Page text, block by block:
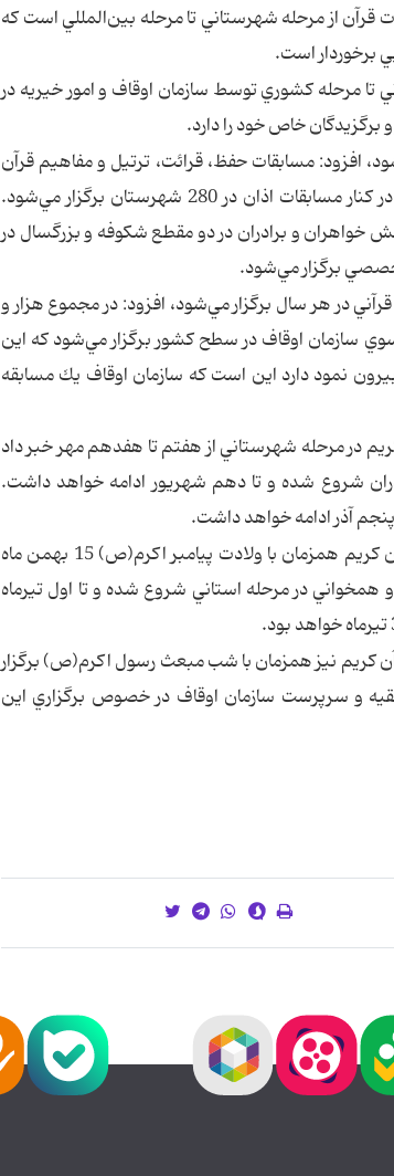
قرآن از مرحله شهرستاني‌ تا مرحله بين‌المللي است كه
برخوردار است.
شهرستاني تا مرحله كشوري توسط سازمان اوقاف و امور خيريه در
برگزيدگان خاص خود را دارد.
برگزار مي‌شود، افزود: مسابقات حفظ، قرائت، ترتيل و مفاهيم قرآن
كريم در دو بخش خواهران و برادران و دو مقطع بزرگسالان و شكوفه‌ها در كنار مسابقات اذان در 280 شهرستان برگزار مي‌شود.
قرآني در دو بخش خواهران و برادران در دو مقطع شكوفه و بزرگسال در
برگزار مي‌شود.
در هر سال برگزار مي‌شود، افزود: در مجموع هزار و
در قالب هيات داوران از سوي سازمان اوقاف در سطح كشور برگزار مي‌شود كه اين
نمود دارد اين است كه سازمان اوقاف يك مسابقه
در مرحله شهرستاني از هفتم تا هفدهم مهر خبر داد
شروع شده و تا دهم شهريور ادامه خواهد داشت.
آذر ادامه خواهد داشت.
وي اضافه كرد: مرحله كشوري مسابقات حفظ، قرائت، ترتيل و مفاهيم قرآن كريم همزمان با ولادت پيامبر اكرم(ص) 15 بهمن ماه
در مرحله استاني شروع شده و تا اول تيرماه
كريم نيز همزمان با شب مبعث رسول اكرم(ص) برگزار
و سرپرست سازمان اوقاف در خصوص برگزاري اين